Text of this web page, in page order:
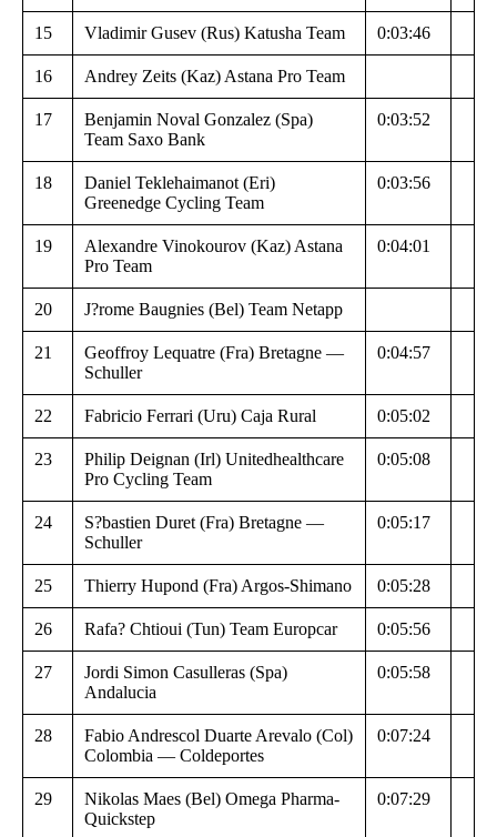
15 Vladimir Gusev (Rus) Katusha Team 0:03:46
16 Andrey Zeits (Kaz) Astana Pro Team
17
Benjamin Noval Gonzalez (Spa)
Team Saxo Bank
0:03:52
18
Daniel Teklehaimanot (Eri)
Greenedge Cycling Team
0:03:56
19
Alexandre Vinokourov (Kaz) Astana
Pro Team
0:04:01
20 J?rome Baugnies (Bel) Team Netapp
21
Geoffroy Lequatre (Fra) Bretagne —
Schuller
0:04:57
22 Fabricio Ferrari (Uru) Caja Rural 0:05:02
23
Philip Deignan (Irl) Unitedhealthcare
Pro Cycling Team
0:05:08
24
S?bastien Duret (Fra) Bretagne —
Schuller
0:05:17
25 Thierry Hupond (Fra) Argos-Shimano 0:05:28
26 Rafa? Chtioui (Tun) Team Europcar 0:05:56
27
Jordi Simon Casulleras (Spa)
Andalucia
0:05:58
28
Fabio Andrescol Duarte Arevalo (Col)
Colombia — Coldeportes
0:07:24
29
Nikolas Maes (Bel) Omega Pharma-
Quickstep
0:07:29